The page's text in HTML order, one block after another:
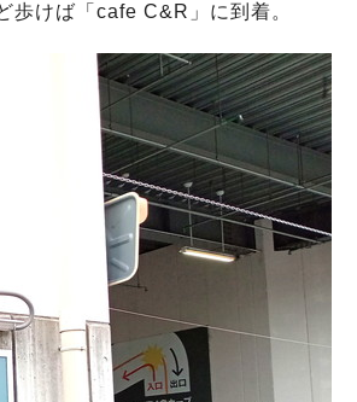
歩けば「cafe C&R」に到着。